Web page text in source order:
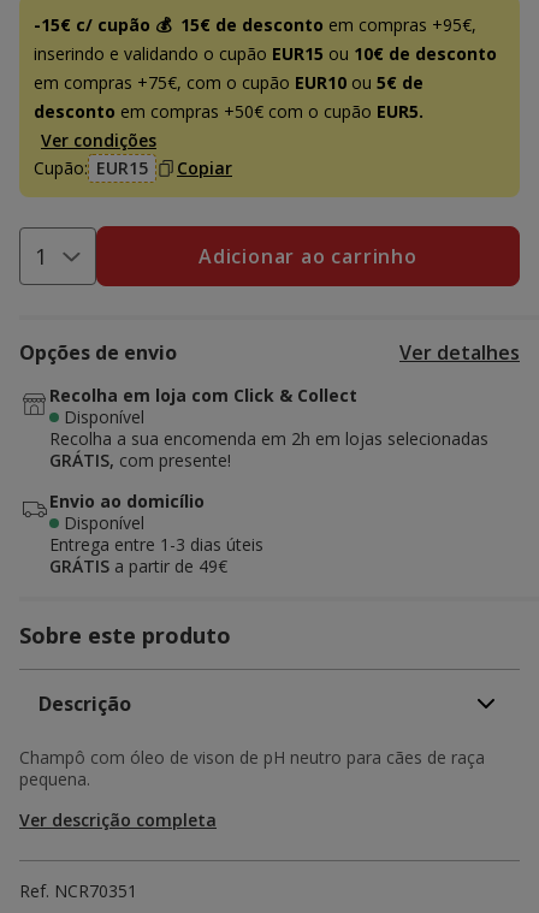
-15€ c/ cupão 💰 15€ de desconto em compras +95€,
inserindo e validando o cupão EUR15 ou 10€ de desconto
em compras +75€, com o cupão EUR10 ou 5€ de
desconto em compras +50€ com o cupão EUR5.
Ver condições
Cupão: EUR15 Copiar
Adicionar ao carrinho
Opções de envio Ver detalhes
Recolha em loja com Click & Collect
Disponível
Recolha a sua encomenda em 2h em lojas selecionadas
GRÁTIS, com presente!
Envio ao domicílio
Disponível
Entrega entre 1-3 dias úteis
GRÁTIS a partir de 49€
Sobre este produto
Descrição
Champô com óleo de vison de pH neutro para cães de raça
pequena.
Ver descrição completa
Ref. NCR70351